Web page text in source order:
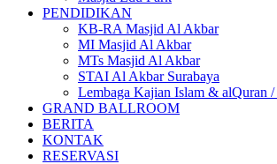
PENDIDIKAN
KB-RA Masjid Al Akbar
MI Masjid Al Akbar
MTs Masjid Al Akbar
STAI Al Akbar Surabaya
Lembaga Kajian Islam & alQuran
GRAND BALLROOM
BERITA
KONTAK
RESERVASI